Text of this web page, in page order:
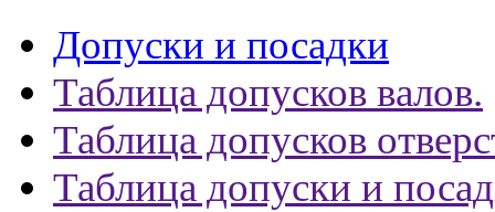
Допуски и посадки
Таблица допусков валов.
Таблица допусков
Таблица допуски и